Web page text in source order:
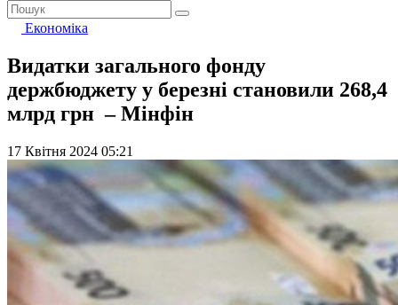
Економіка
Видатки загального фонду
держбюджету у березні становили 268,4
млрд грн – Мінфін
17 Квітня 2024 05:21